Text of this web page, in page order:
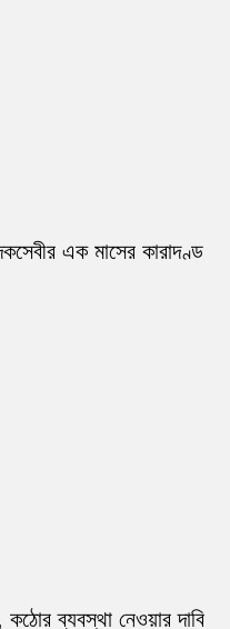
এক মাসের কারাদণ্ড
কঠোর ব্যবস্থা নেওয়ার দাবি